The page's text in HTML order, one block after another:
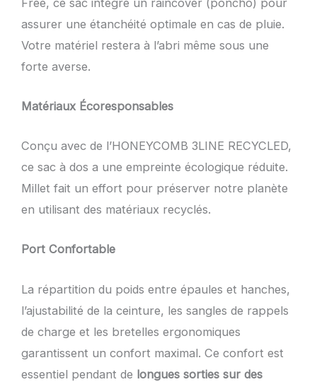
assurer une étanchéité optimale en cas de pluie.
Votre matériel restera à l’abri même sous une
forte averse.
Matériaux Écoresponsables
Conçu avec de l’HONEYCOMB 3LINE RECYCLED,
ce sac à dos a une empreinte écologique réduite.
Millet fait un effort pour préserver notre planète
en utilisant des matériaux recyclés.
Port Confortable
La répartition du poids entre épaules et hanches,
l’ajustabilité de la ceinture, les sangles de rappels
de charge et les bretelles ergonomiques
garantissent un confort maximal. Ce confort est
essentiel pendant de longues sorties sur des